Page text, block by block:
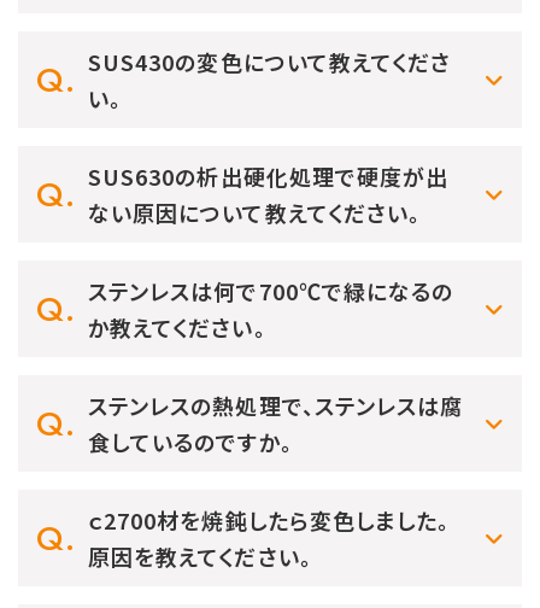
SUS430の変色について教えてくださ
い。
SUS630の析出硬化処理で硬度が出
ない原因について教えてください。
ステンレスは何で700℃で緑になるの
か教えてください。
ステンレスの熱処理で、ステンレスは腐
食しているのですか。
ｃ2700材を焼鈍したら変色しました。
原因を教えてください。